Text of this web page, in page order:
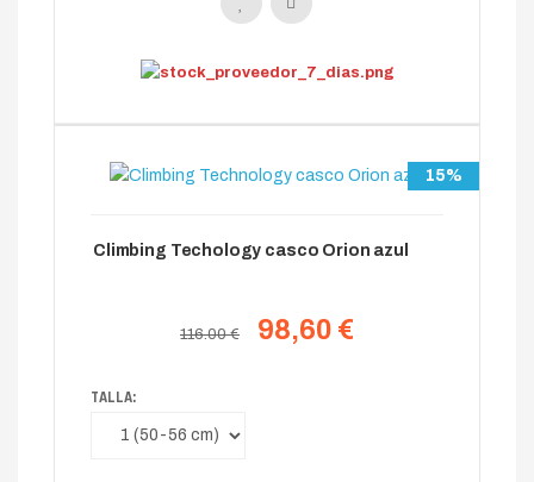
15%
Climbing Techology casco Orion azul
116.00 € 98,60 €
TALLA: